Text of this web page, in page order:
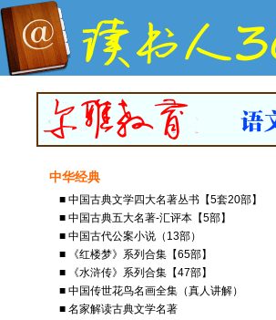
中华经典
■ 中国古典文学四大名著丛书【5套20部】
■ 中国古典五大名著-汇评本【5部】
■ 中国古代公案小说（13部）
■ 《红楼梦》系列合集【65部】
■ 《水浒传》系列合集【47部】
■ 中国传世花鸟名画全集（真人讲解）
■ 名家解读古典文学名著